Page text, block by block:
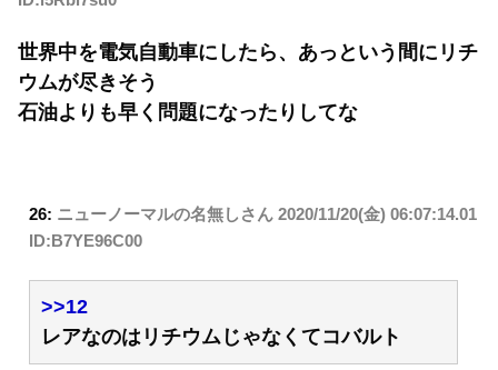
世界中を電気自動車にしたら、あっという間にリチ
ウムが尽きそう
石油よりも早く問題になったりしてな
26: ニューノーマルの名無しさん 2020/11/20(金) 06:07:14.01
ID:B7YE96C00
>>12
レアなのはリチウムじゃなくてコバルト